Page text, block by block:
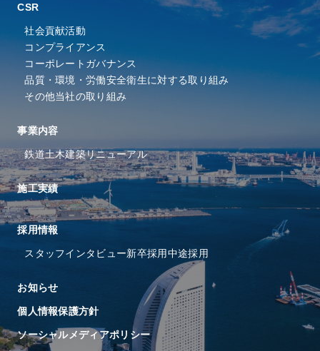
CSR
社会貢献活動
コンプライアンス
コーポレートガバナンス
品質・環境・労働安全衛⽣に対する取り組み
その他当社の取り組み
事業内容
鉄道土木建築リニューアル
施工実績
採⽤情報
スタッフインタビュー新卒採用中途採用
お知らせ
個人情報保護方針
ソーシャルメディアポリシー